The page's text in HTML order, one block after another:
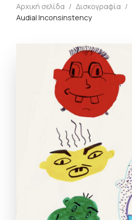
Αρχική σελίδα / Δισκογραφία /
Audial Inconsinstency